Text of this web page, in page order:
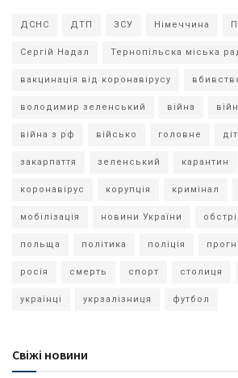
ДСНС ДТП ЗСУ Німеччина
Сергій Надал Тернопільска міська
вакцинація від коронавірусу
володимир зеленський війна
війна з рф військо головне
закарпаття зеленський карантин
коронавірус корупція кримінал
мобілізація новини України
польща політика поліція
росія смерть спорт столиця
українці укрзалізниця футбол
Свіжі новини